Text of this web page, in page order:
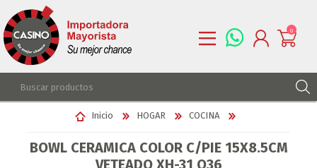
REGISTRARSE
LISTA DE DESEOS
0
Inicio HOGAR COCINA
BOWL CERAMICA COLOR C/PIE 15X8.5CM
VETEADO XH-31 Q36